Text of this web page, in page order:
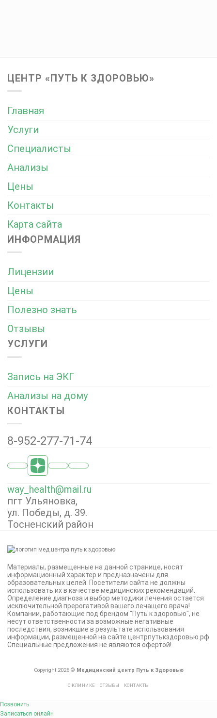
ЦЕНТР «ПУТЬ К ЗДОРОВЬЮ»
Главная
Услуги
Специалисты
Анализы
Цены
Контакты
Карта сайта
ИНФОРМАЦИЯ
Лицензии
Цены
Полезно знать
Отзывы
УСЛУГИ
Запись на ЭКГ
Анализы на дому
КОНТАКТЫ
8-952-277-71-74
way_health@mail.ru
пгт Ульяновка,
ул. Победы, д. 39.
Тосненский район
Материалы, размещенные на данной странице, носят
информационный характер и предназначены для
образовательных целей. Посетители сайта не должны
использовать их в качестве медицинских рекомендаций.
Определение диагноза и выбор методики лечения остается
исключительной прерогативой вашего лечащего врача!
Компании, работающие под брендом "Путь к здоровью", не
несут ответственности за возможные негативные
последствия, возникшие в результате использования
информации, размещенной на сайте центрпутькздоровью.рф
Специальные предложения не являются офертой!
Copyright 2026 © Медицинский центр Путь к Здоровью
О КЛИНИКЕ ОТЗЫВЫ КОНТАКТЫ
Позвонить
Записаться онлайн